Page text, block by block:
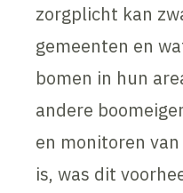
zorgplicht kan
gemeenten en
bomen in hun
andere
en monitoren
is, was dit